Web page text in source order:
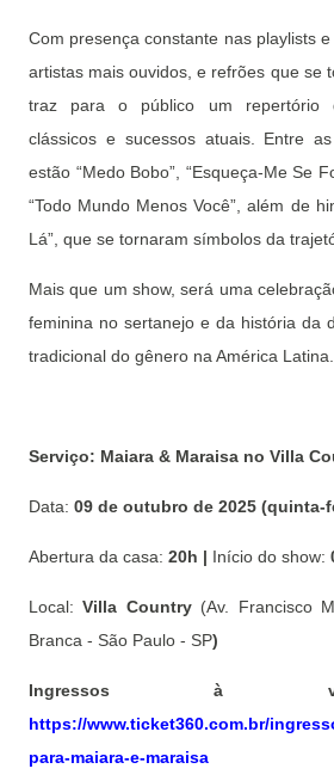
Com presença constante nas playlists
artistas mais ouvidos, e refrões que se
traz para o público um repertório
clássicos e sucessos atuais. Entre
estão “Medo Bobo”, “Esqueça-Me Se
“Todo Mundo Menos Você”, além de
Lá”, que se tornaram símbolos da
Mais que um show, será uma
feminina no sertanejo e da história da
tradicional do gênero na América Latina.
Serviço: Maiara & Maraisa no Villa
Data: 09 de outubro de 2025 (quinta-
Abertura da casa: 20h | Início do show:
Local: Villa Country(Av. Francisco
Branca - São Paulo - SP)
Ingressos à
https://www.ticket360.com.br/
para-maiara-e-maraisa